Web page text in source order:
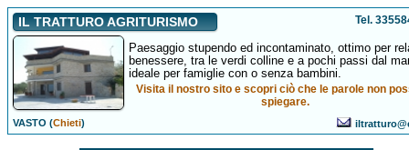
IL TRATTURO AGRITURISMO Tel.
Paesaggio stupendo ed incontaminato, ottimo per
benessere, tra le verdi colline e a pochi passi dal
ideale per famiglie con o senza bambini.
Visita il nostro sito e scopri ciò che le parole non
spiegare.
VASTO (Chieti)